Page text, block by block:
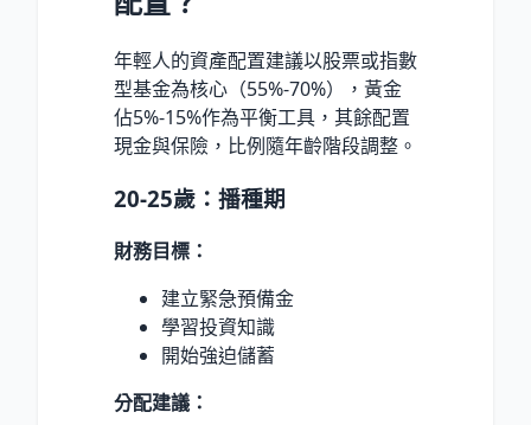
年輕人的資產配置建議以股票或指數
型基金為核心（55%-70%），黃金
佔5%-15%作為平衡工具，其餘配置
現金與保險，比例隨年齡階段調整。
20-25歲：播種期
財務目標：
建立緊急預備金
學習投資知識
開始強迫儲蓄
分配建議：